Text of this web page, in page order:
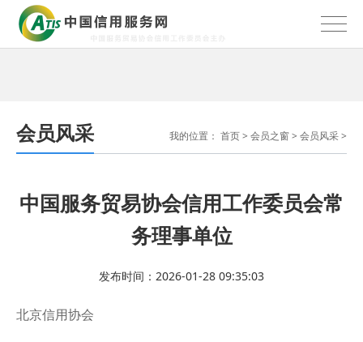
会员风采 我的位置： 首页> 会员之窗> 会员风采>
中国服务贸易协会信用工作委员会常
务理事单位
发布时间：2026-01-28 09:35:03
北京信用协会